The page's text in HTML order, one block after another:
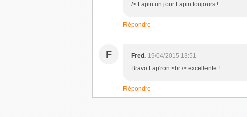
/> Lapin un jour Lapin toujours !
Répondre
F Fred. 19/04/2015 13:51
Bravo Lap'ron <br /> excellente !
Répondre